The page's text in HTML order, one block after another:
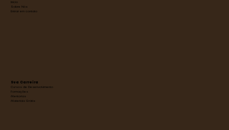
Início
Sobre Nós
Entrar em contato
Sua Carreira
Cursos de Desenvolvimento
Formações
Mentorias
Materiais Grátis